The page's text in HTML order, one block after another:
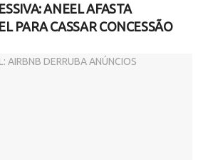
ANEEL AFASTA
PARA CASSAR CONCESSÃO